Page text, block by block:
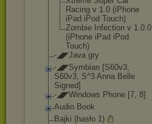
Racing v 1.0 (iPhone
iPad iPod Touch)
Zombie Infection v 1.0.0
(iPhone iPad iPod
Touch)
-◢◤Java gry
-◢◤Symbian [S60v3,
S60v3, S^3 Anna Belle
Signed]
-◢◤Windows Phone [7, 8]
Audio Book
Bajki (hasło 1)